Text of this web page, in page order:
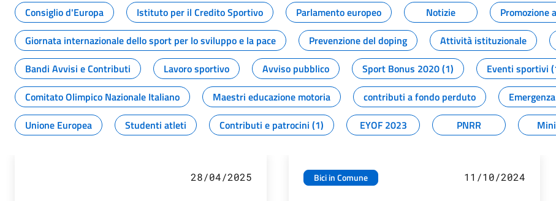
Consiglio d'Europa
Istituto per il Credito Sportivo Parlamento europeo Notizie
Giornata internazionale dello sport per lo sviluppo e la pace
Prevenzione del doping Attività istituzionale
Bandi Avvisi e Contributi
Lavoro sportivo Avviso pubblico Sport Bonus 2020 (1) Eventi sportivi
Comitato Olimpico Nazionale Italiano
Maestri educazione motoria contributi a fondo perduto
Unione Europea
Studenti atleti Contributi e patrocini (1) EYOF 2023 PNRR
28/04/2025 Bici in Comune 11/10/2024